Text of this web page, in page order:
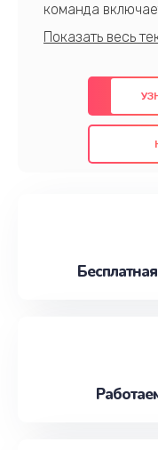
команда
предлагаем
также
проведенных
обслуживание,
наилучшим